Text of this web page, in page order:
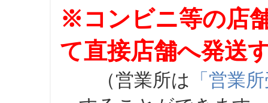
※コンビニ等の店
て直接店舗へ発送
（営業所は 「営業